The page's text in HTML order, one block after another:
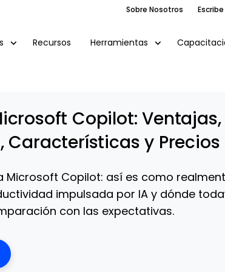
Sobre Nosotros
Recursos Herramientas
Copilot: Ventajas,
Características y Precios
Microsoft Copilot: así es como
impulsada por IA y dónde
con las expectativas.
New Window